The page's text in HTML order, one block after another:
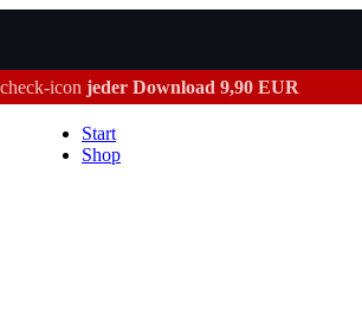
jeder Download 9,90 EUR
Start
Shop